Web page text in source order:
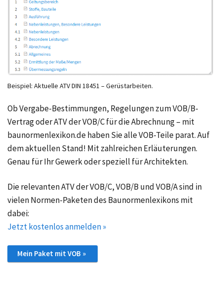
Beispiel: Aktuelle ATV DIN 18451 – Gerüstarbeiten.
Ob Vergabe-Bestimmungen, Regelungen zum VOB/B-
Vertrag oder ATV der VOB/C für die Abrechnung – mit
baunormenlexikon.de haben Sie alle VOB-Teile parat. Auf
dem aktuellen Stand! Mit zahlreichen Erläuterungen.
Genau für Ihr Gewerk oder speziell für Architekten.
Die relevanten ATV der VOB/C, VOB/B und VOB/A sind in
vielen Normen-Paketen des Baunormenlexikons mit
dabei:
Jetzt kostenlos anmelden »
Mein Paket mit VOB »